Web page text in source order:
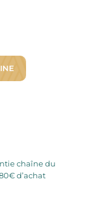
chaîne du
d’achat